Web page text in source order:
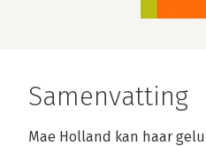
Samenvatting
Mae Holland kan haar